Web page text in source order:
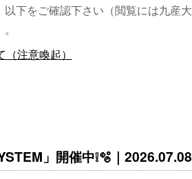
下をご確認下さい（閲覧には九産大
注意喚起）
」開催中❕🫧｜2026.07.08